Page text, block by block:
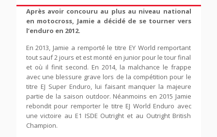
Après avoir concouru au plus au niveau national
en motocross, Jamie a décidé de se tourner vers
l’enduro en 2012.
En 2013, Jamie a remporté le titre EY World remportant
tout sauf 2 jours et est monté en junior pour le tour final
et où il finit second. En 2014, la malchance le frappe
avec une blessure grave lors de la compétition pour le
titre EJ Super Enduro, lui faisant manquer la majeure
partie de la saison outdoor. Néanmoins en 2015 Jamie
rebondit pour remporter le titre EJ World Enduro avec
une victoire au E1 ISDE Outright et au Outright British
Champion.